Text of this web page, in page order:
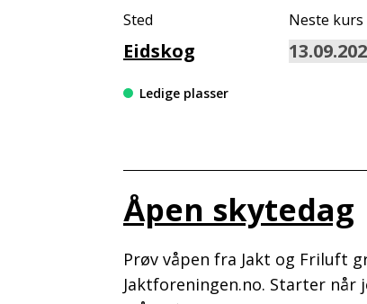
Sted
Eidskog
Neste kurs
Ledige plasser
Åpen skytedag
Prøv våpen fra Jakt og Friluft
Jaktforeningen.no. Starter når